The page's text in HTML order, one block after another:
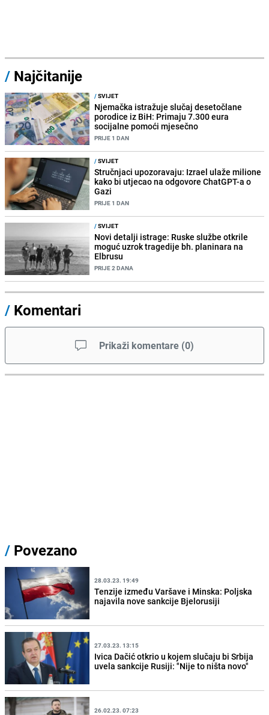
/ Najčitanije
/SVIJET
Njemačka istražuje slučaj desetočlane
porodice iz BiH: Primaju 7.300 eura
socijalne pomoći mjesečno
PRIJE 1 DAN
/SVIJET
Stručnjaci upozoravaju: Izrael ulaže milione
kako bi utjecao na odgovore ChatGPT-a o
Gazi
PRIJE 1 DAN
/SVIJET
Novi detalji istrage: Ruske službe otkrile
moguć uzrok tragedije bh. planinara na
Elbrusu
PRIJE 2 DANA
/ Komentari
Prikaži komentare (0)
/ Povezano
28.03.23. 19:49
Tenzije između Varšave i Minska: Poljska
najavila nove sankcije Bjelorusiji
27.03.23. 13:15
Ivica Dačić otkrio u kojem slučaju bi Srbija
uvela sankcije Rusiji: "Nije to ništa novo"
26.02.23. 07:23